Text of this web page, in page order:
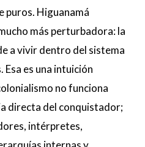
puros. Higuanamá
más perturbadora: la
a vivir dentro del sistema
Esa es una intuición
no funciona
directa del conquistador;
intérpretes,